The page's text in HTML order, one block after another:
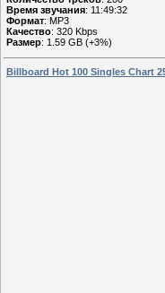
Время звучания: 11:49:32
Формат: MP3
Качество: 320 Kbps
Размер: 1.59 GB (+3%)
Billboard Hot 100 Singles Chart